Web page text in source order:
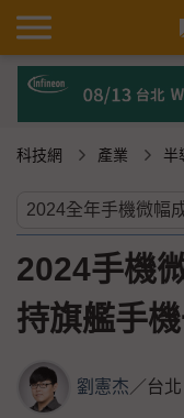
科技網 產業 半
2024手機
持旗艦手
劉憲杰／台北